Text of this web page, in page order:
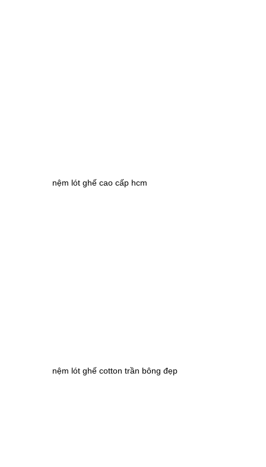
nệm lót ghế cao cấp hcm
nệm lót ghế cotton trần bông đẹp